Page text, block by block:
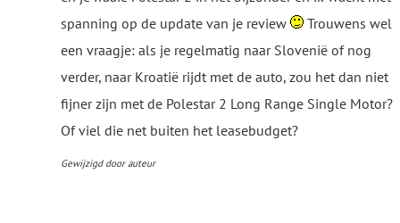
spanning op de update van je review
Trouwens wel
een vraagje: als je regelmatig naar Slovenië of nog
verder, naar Kroatië rijdt met de auto, zou het dan niet
fijner zijn met de Polestar 2 Long Range Single Motor?
Of viel die net buiten het leasebudget?
Gewijzigd door auteur